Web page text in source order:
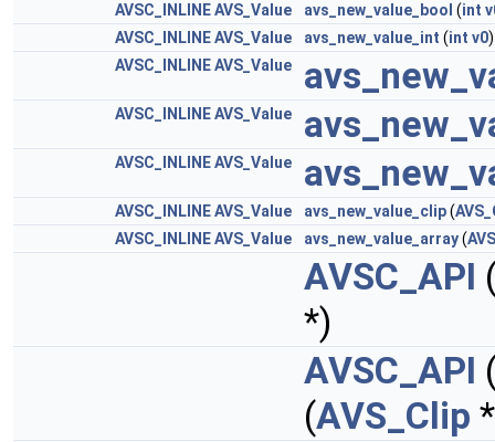
AVSC_INLINEAVS_Value avs_new_value_bool (int
AVSC_INLINEAVS_Value avs_new_value_int (int v0)
AVSC_INLINEAVS_Value
AVSC_INLINEAVS_Value
AVSC_INLINEAVS_Value
AVSC_INLINEAVS_Value avs_new_value_clip(
AVSC_INLINEAVS_Value avs_new_value_array(
AVSC_API
*)
AVSC_API
(AVS_Clip